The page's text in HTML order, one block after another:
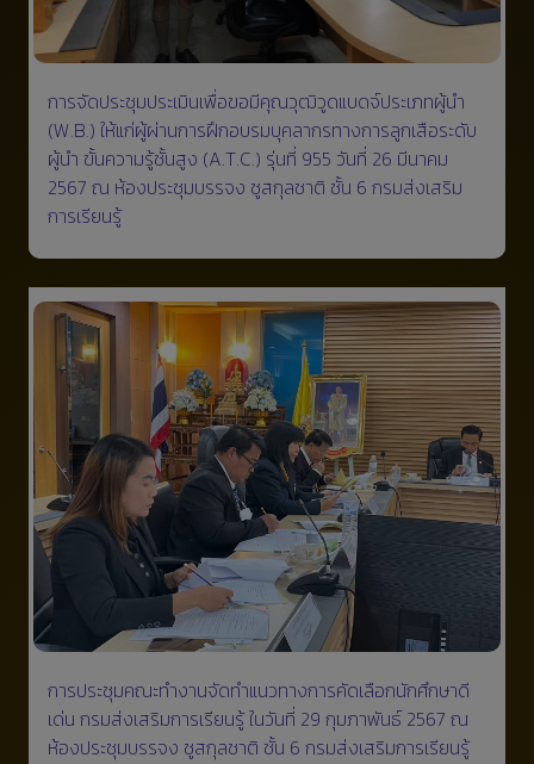
การจัดประชุมประเมินเพื่อขอมีคุณวุฒิวูดแบดจ์ประเภทผู้นำ
(W.B.) ให้แก่ผู้ผ่านการฝึกอบรมบุคลากรทางการลูกเสือระดับ
ผู้นำ ขั้นความรู้ชั้นสูง (A.T.C.) รุ่นที่ 955 วันที่ 26 มีนาคม
2567 ณ ห้องประชุมบรรจง ชูสกุลชาติ ชั้น 6 กรมส่งเสริม
การเรียนรู้
การประชุมคณะทำงานจัดทำแนวทางการคัดเลือกนักศึกษาดี
เด่น กรมส่งเสริมการเรียนรู้ ในวันที่ 29 กุมภาพันธ์ 2567 ณ
ห้องประชุมบรรจง ชูสกุลชาติ ชั้น 6 กรมส่งเสริมการเรียนรู้